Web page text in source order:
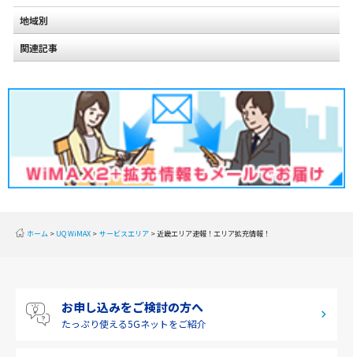
地域別
北海道
甲信越
北陸
九州・沖縄
関連記事
ホーム UQ WiMAX サービスエリア 近畿エリア速報！エリア拡充情報！
お申し込みをご検討の方へ
たっぷり使える5Gネットをご紹介